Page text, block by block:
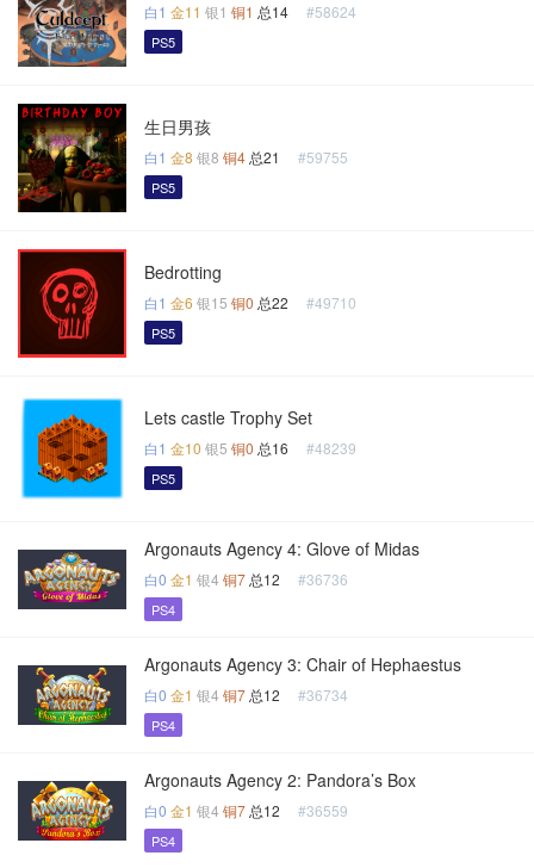
白1 金11 银1 铜1 总14 #58624
PS5
生日男孩
白1 金8 银8 铜4 总21 #59755
PS5
Bedrotting
白1 金6 银15 铜0 总22 #49710
PS5
Lets castle Trophy Set
白1 金10 银5 铜0 总16 #48239
PS5
Argonauts Agency 4: Glove of Midas
白0 金1 银4 铜7 总12 #36736
PS4
Argonauts Agency 3: Chair of Hephaestus
白0 金1 银4 铜7 总12 #36734
PS4
Argonauts Agency 2: Pandora’s Box
白0 金1 银4 铜7 总12 #36559
PS4